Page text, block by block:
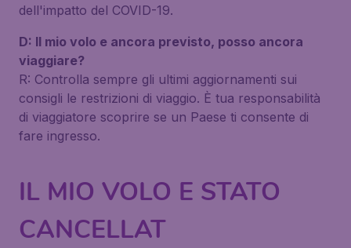
dell'impatto del COVID-19.
D: Il mio volo e ancora previsto, posso ancora
viaggiare?
R: Controlla sempre gli ultimi aggiornamenti sui
consigli le restrizioni di viaggio. È tua responsabilità
di viaggiatore scoprire se un Paese ti consente di
fare ingresso.
IL MIO VOLO E STATO
CANCELLAT